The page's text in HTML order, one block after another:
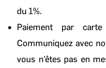
du 1%.
Paiement par
Communiquez avec
vous n'êtes pas en